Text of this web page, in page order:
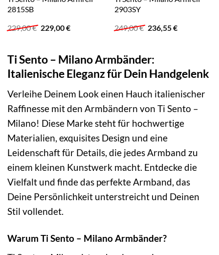
2815SB
229,00€ Ursprünglicher
Preis
229,00€Aktueller
2903SY
249,00€ Ursprünglicher
Preis
236,55€Aktueller
Ti Sento – Milano Armbänder:
Italienische Eleganz für Dein Handgelenk
Verleihe Deinem Look einen Hauch italienischer
Raffinesse mit den Armbändern von Ti Sento –
Milano! Diese Marke steht für hochwertige
Materialien, exquisites Design und eine
Leidenschaft für Details, die jedes Armband zu
einem kleinen Kunstwerk macht. Entdecke die
Vielfalt und finde das perfekte Armband, das
Deine Persönlichkeit unterstreicht und Deinen
Stil vollendet.
Warum Ti Sento – Milano Armbänder?